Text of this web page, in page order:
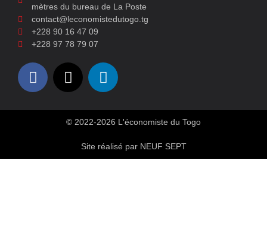
mètres du bureau de La Poste
contact@leconomistedutogo.tg
+228 90 16 47 09
+228 97 78 79 07
© 2022-2026 L'économiste du Togo
Site réalisé par NEUF SEPT